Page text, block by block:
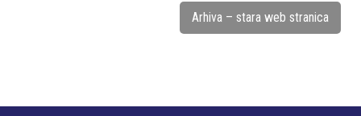
Arhiva – stara web stranica